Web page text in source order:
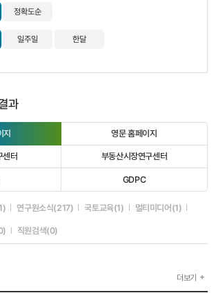
정확도순
일주일 한달
과
지 영문 홈페이지
선
택
안
됨
센터 부동산시장연구센터
선
택
안
됨
GDPC
선
택
안
됨
선택안됨
연구원소식(217)선택안됨
국토교육(1)선택안됨
멀티미디어(1)선택안됨
선택안됨
직원검색(0)
더보기